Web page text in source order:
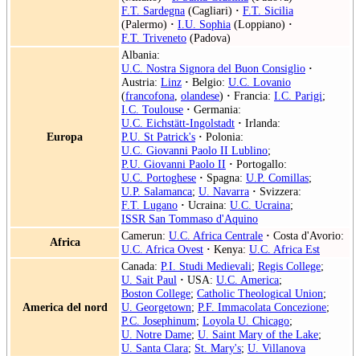
F.T. Sardegna (Cagliari) · F.T. Sicilia
(Palermo) · I.U. Sophia (Loppiano) ·
F.T. Triveneto (Padova)
Europa
Albania:
U.C. Nostra Signora del Buon Consiglio ·
Austria: Linz · Belgio: U.C. Lovanio
(francofona olandese) · Francia: I.C. Parigi;
I.C. Toulouse · Germania:
U.C. Eichstätt-Ingolstadt · Irlanda:
P.U. St Patrick's · Polonia:
U.C. Giovanni Paolo II Lublino;
P.U. Giovanni Paolo II · Portogallo:
U.C. Portoghese · Spagna: U.P. Comillas;
U.P. Salamanca; U. Navarra · Svizzera:
F.T. Lugano · Ucraina: U.C. Ucraina;
ISSR San Tommaso d'Aquino
Africa
Camerun: U.C. Africa Centrale · Costa d'Avorio:
U.C. Africa Ovest · Kenya: U.C. Africa Est
America del nord
Canada: P.I. Studi Medievali; Regis College;
U. Sait Paul · USA: U.C. America;
Boston College; Catholic Theological Union;
U. Georgetown; P.F. Immacolata Concezione;
P.C. Josephinum; Loyola U. Chicago;
U. Notre Dame; U. Saint Mary of the Lake;
U. Santa Clara; St. Mary's; U. Villanova